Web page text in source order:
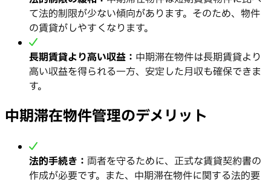
て法的制限が少ない傾向があります。そのため、物件
の賃貸がしやすくなります。
長期賃貸より高い収益： 中期滞在物件は長期賃貸より
高い収益を得られる一方、安定した月収も確保できま
す。
中期滞在物件管理のデメリット
法的手続き： 両者を守るために、正式な賃貸契約書の
作成が必要です。また、中期滞在物件に関する法的要